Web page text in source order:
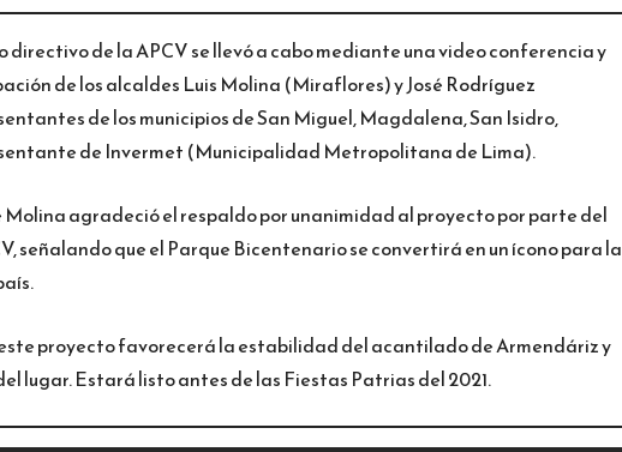
directivo de la APCV se llevó a cabo mediante una video conferencia y
de los alcaldes Luis Molina (Miraflores) y José Rodríguez
de los municipios de San Miguel, Magdalena, San Isidro,
de Invermet (Municipalidad Metropolitana de Lima).
Molina agradeció el respaldo por unanimidad al proyecto por parte del
señalando que el Parque Bicentenario se convertirá en un ícono para la
proyecto favorecerá la estabilidad del acantilado de Armendáriz y
lugar. Estará listo antes de las Fiestas Patrias del 2021.